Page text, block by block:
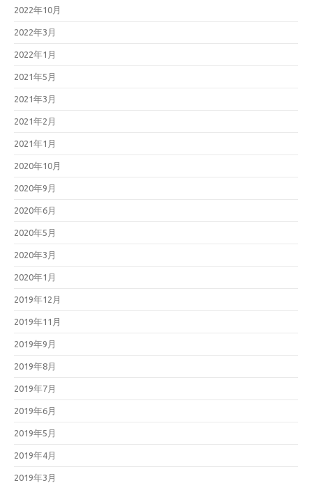
2022年10月
2022年3月
2022年1月
2021年5月
2021年3月
2021年2月
2021年1月
2020年10月
2020年9月
2020年6月
2020年5月
2020年3月
2020年1月
2019年12月
2019年11月
2019年9月
2019年8月
2019年7月
2019年6月
2019年5月
2019年4月
2019年3月